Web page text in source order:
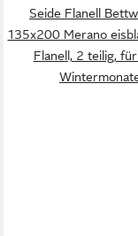
Seide Flanell
135x200 Merano
Flanell, 2 teilig,